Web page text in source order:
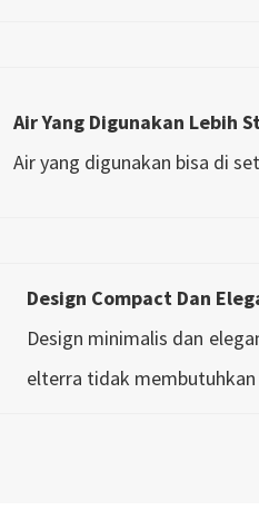
Air Yang Digunakan Lebih
Air yang digunakan bisa di
Design Compact Dan
Design minimalis dan
elterra tidak membutuhkan